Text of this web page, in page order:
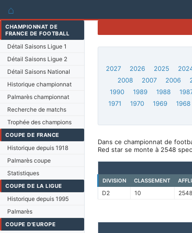
⌂
CHAMPIONNAT DE
FRANCE DE FOOTBALL
Détail Saisons Ligue 1
Détail Saisons Ligue 2
Détail Saisons National
Historique championnat
Palmarès championnat
Recherche de matchs
Trophée des champions
COUPE DE FRANCE
Historique depuis 1918
Palmarès coupe
Statistiques
COUPE DE LA LIGUE
Historique depuis 1995
Palmarès
COUPE D'EUROPE
2027
2026 2025
2008
2007 2006
1990
1989 1988
1971
1970 1969 1968
Dans ce championnat de
Red star se monte à 2548
DIVISION
CLASSEMENT
D2 10 2548